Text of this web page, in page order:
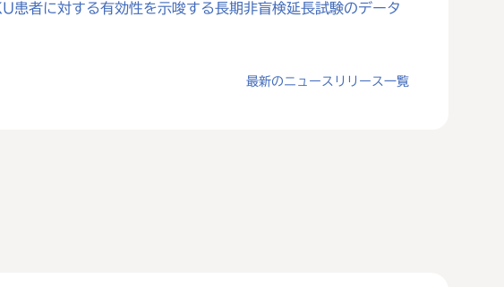
者に対する有効性を示唆する長期非盲検延長試験のデータ
最新のニュースリリース一覧